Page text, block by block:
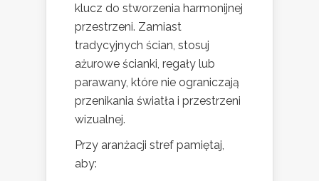
klucz do stworzenia harmonijnej
przestrzeni. Zamiast
tradycyjnych ścian, stosuj
ażurowe ścianki, regały lub
parawany, które nie ograniczają
przenikania światła i przestrzeni
wizualnej.
Przy aranżacji stref pamiętaj,
aby: